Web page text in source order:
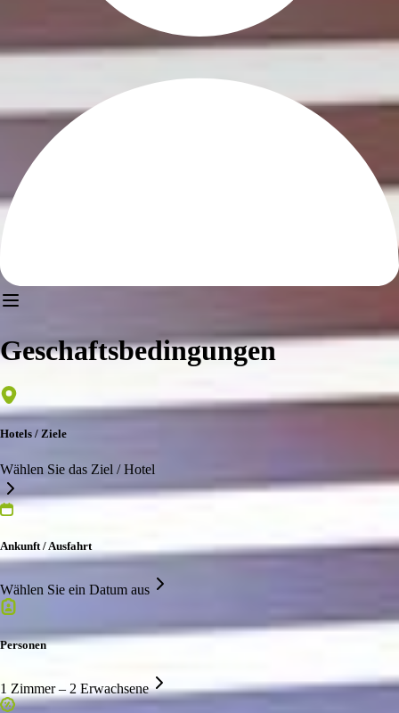
Geschaftsbedingungen
Hotels / Ziele
Wählen Sie das Ziel / Hotel
Ankunft / Ausfahrt
Wählen Sie ein Datum aus
Personen
1 Zimmer – 2 Erwachsene